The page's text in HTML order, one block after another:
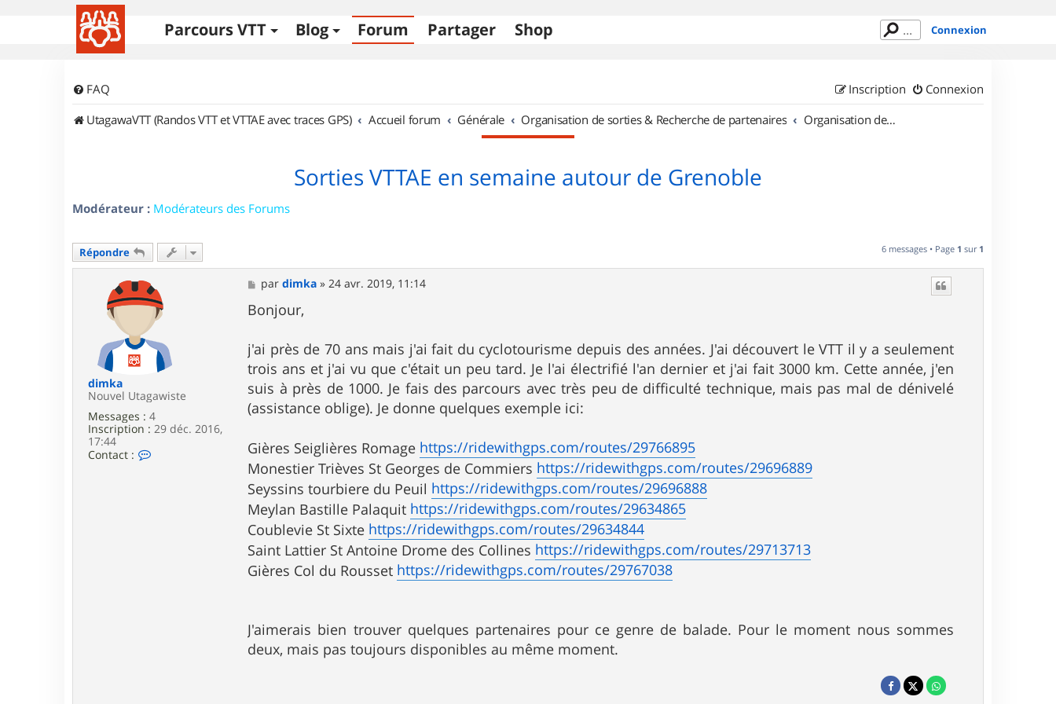
Parcours VTT Blog Forum Partager Shop Connexion
FAQ Connexion
Inscription
UtagawaVTT (Randos VTT et VTTAE avec traces GPS)
Accueil forum Générale Organisation de sorties & Recherche de partenaires Organisation de sorties en région Rhône Alpes
Sorties VTTAE en semaine autour de Grenoble
Modérateur : Modérateurs des Forums
Répondre 6 messages • Page 1 sur 1
dimka
Nouvel Utagawiste
Messages : 4
Inscription : 29 déc. 2016,
17:44
Contact :
M
e
s
s
g
e
pardimka »24 avr. 2019, 11:14
Bonjour,
j'ai près de 70 ans mais j'ai fait du cyclotourisme depuis des années. J'ai découvert le VTT il y a seulement
trois ans et j'ai vu que c'était un peu tard. Je l'ai électrifié l'an dernier et j'ai fait 3000 km. Cette année, j'en
suis à près de 1000. Je fais des parcours avec très peu de difficulté technique, mais pas mal de dénivelé
(assistance oblige). Je donne quelques exemple ici:
Gières Seiglières Romage https://ridewithgps.com/routes/29766895
Monestier Trièves St Georges de Commiers https://ridewithgps.com/routes/29696889
Seyssins tourbiere du Peuil https://ridewithgps.com/routes/29696888
Meylan Bastille Palaquit https://ridewithgps.com/routes/29634865
Coublevie St Sixte https://ridewithgps.com/routes/29634844
Saint Lattier St Antoine Drome des Collines https://ridewithgps.com/routes/29713713
Gières Col du Rousset https://ridewithgps.com/routes/29767038
J'aimerais bien trouver quelques partenaires pour ce genre de balade. Pour le moment nous sommes
deux, mais pas toujours disponibles au même moment.